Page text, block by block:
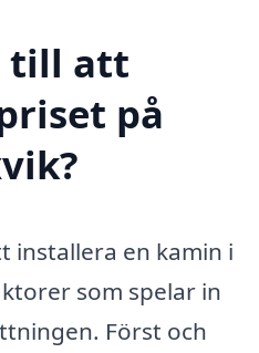
till att
på
installera en kamin i
som spelar in
Först och